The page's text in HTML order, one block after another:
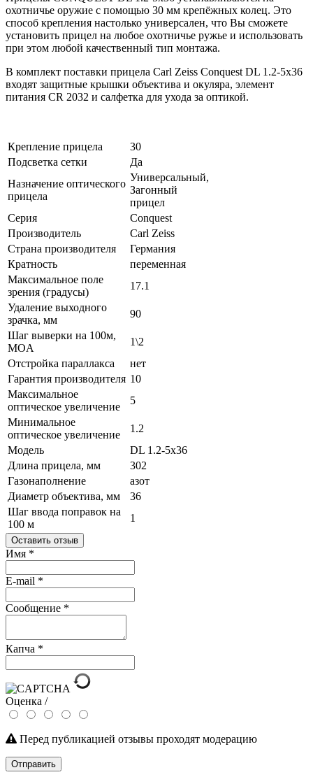
охотничье оружие с помощью 30 мм крепёжных колец. Это
способ крепления настолько универсален, что Вы сможете
установить прицел на любое охотничье ружье и использовать
при этом любой качественный тип монтажа.
В комплект поставки прицела Carl Zeiss Conquest DL 1.2-5x36
входят защитные крышки объектива и окуляра, элемент
питания CR 2032 и салфетка для ухода за оптикой.
Крепление прицела
30
Подсветка сетки
Да
Назначение оптического
прицела
Универсальный,
Загонный
прицел
Серия
Conquest
Производитель
Carl Zeiss
Страна производителя
Германия
Кратность
переменная
Максимальное поле
зрения (градусы)
17.1
Удаление выходного
зрачка, мм
90
Шаг выверки на 100м,
MOA
1\2
Отстройка параллакса
нет
Гарантия производителя 10
Максимальное
оптическое увеличение
5
Минимальное
оптическое увеличение
1.2
Модель
DL 1.2-5x36
Длина прицела, мм
302
Газонаполнение
азот
Диаметр объектива, мм
36
Шаг ввода поправок на
100 м
1
Оставить отзыв
Имя *
E-mail *
Сообщение *
Капча *
Оценка /
Перед публикацией отзывы проходят модерацию
Отправить